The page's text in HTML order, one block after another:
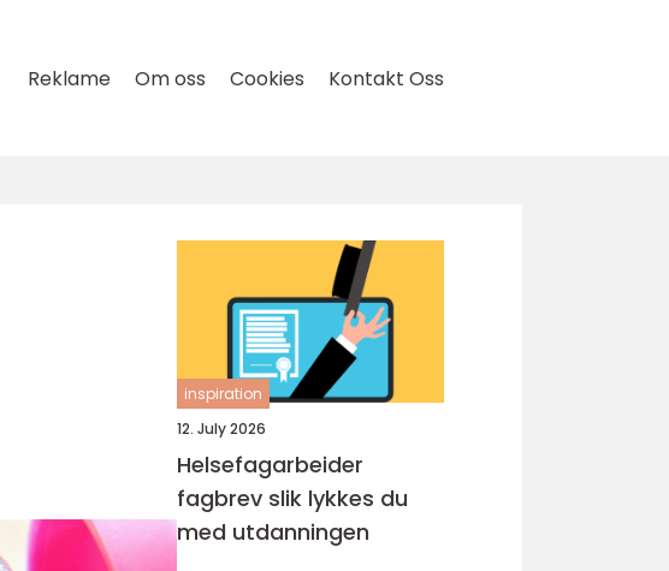
Reklame Om oss Cookies Kontakt Oss
inspiration
12. July 2026
Helsefagarbeider
fagbrev slik lykkes du
med utdanningen